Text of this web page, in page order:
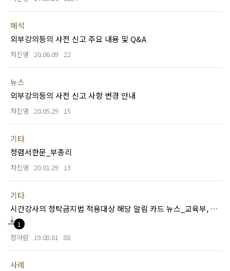
해석
외부강의등의 사전 신고 주요 내용 및 Q&A
차진영 20.06.09 22
뉴스
외부강의등의 사전 신고 사항 변경 안내
차진영 20.05.29 15
기타
청렴서한문_부총리
차진영 20.01.29 13
기타
시간강사의 청탁금지법 적용대상 해당 알림 카드 뉴스_교육부, 권익위
1
정아람 19.08.01 88
사례